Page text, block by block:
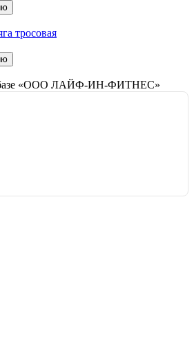
тросовая
базе «ООО ЛАЙФ-ИН-ФИТНЕС»